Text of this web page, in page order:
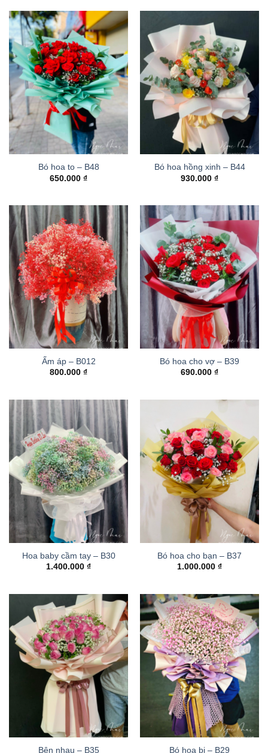
Bó hoa to – B48
650.000 ₫
Bó hoa hồng xinh – B44
930.000 ₫
Ấm áp – B012
800.000 ₫
Bó hoa cho vợ – B39
690.000 ₫
Hoa baby cầm tay – B30
1.400.000 ₫
Bó hoa cho bạn – B37
1.000.000 ₫
Bên nhau – B35
Bó hoa bi – B29